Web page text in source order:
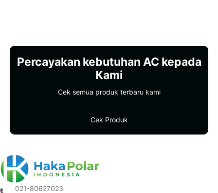
Percayakan kebutuhan AC kepada
Kami
Cek semua produk terbaru kami
Cek Produk
021-80627023